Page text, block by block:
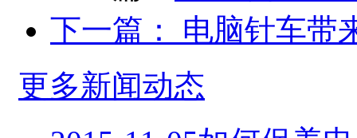
下一篇：
电脑针车带
更多新闻动态